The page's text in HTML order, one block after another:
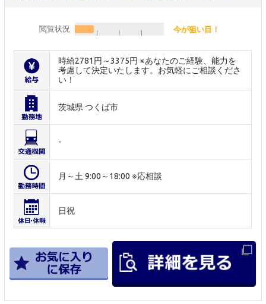
閲覧状況 今が狙い目！
時給2781円～3375円 ※あなたのご経験、能力を
考慮して決定いたします。お気軽にご相談くださ
い！
茨城県 つくば市
-
月～土 9:00～18:00 ※応相談
日祝